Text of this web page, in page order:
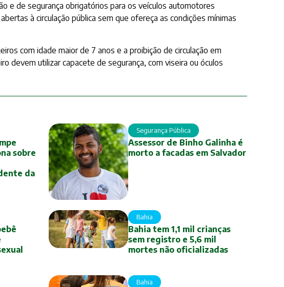
e de segurança obrigatórios para os veículos automotores
à circulação pública sem que ofereça as condições mínimas
com idade maior de 7 anos e a proibição de circulação em
devem utilizar capacete de segurança, com viseira ou óculos
sobre
da
Segurança Pública
Assessor de Binho Galinha é
morto a facadas em Salvador
Bahia
Bahia tem 1,1 mil crianças
sem registro e 5,6 mil
mortes não oficializadas
Bahia